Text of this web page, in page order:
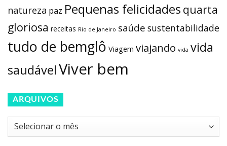
natureza paz Pequenas felicidades quarta
gloriosa receitas Rio de Janeiro saúde sustentabilidade
tudo de bemglô Viagem viajando vida vida
saudávelViver bem
ARQUIVOS
Arquivos